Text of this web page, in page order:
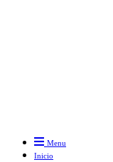
Menu
Inicio